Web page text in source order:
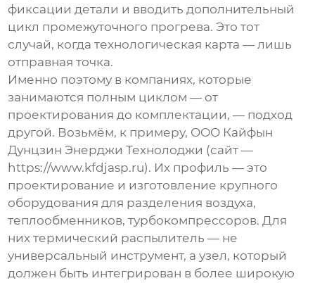
фиксации детали и вводить дополнительный
цикл промежуточного прогрева. Это тот
случай, когда технологическая карта — лишь
отправная точка.
Именно поэтому в компаниях, которые
занимаются полным циклом — от
проектирования до комплектации, — подход
другой. Возьмём, к примеру, ООО Кайфын
Дунцзин Энерджи Технолоджи (сайт —
https://www.kfdjasp.ru). Их профиль — это
проектирование и изготовление крупного
оборудования для разделения воздуха,
теплообменников, турбокомпрессоров. Для
нихтермический распылитель — не
универсальный инструмент, а узел, который
должен быть интегрирован в более широкую